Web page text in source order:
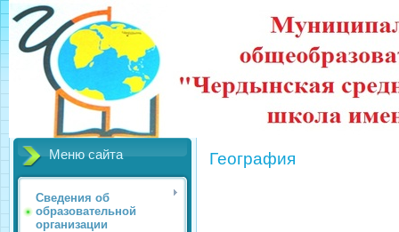
Меню сайта
Сведения об
образовательной
организации
География